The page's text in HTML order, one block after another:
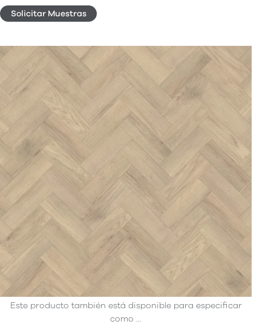
Solicitar Muestras
Este producto también está disponible para especificar
como ...